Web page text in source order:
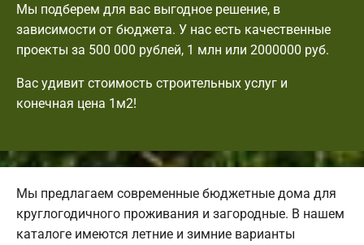
Мы подберем для вас выгодное решение, в
зависимости от бюджета. У нас есть качественные
проекты за 500 000 рублей, 1 млн или 2000000 руб.
Вас удивит стоимость строительных услуг и
конечная цена 1м2!
Мы предлагаем современные бюджетные дома для
круглогодичного проживания и загородные. В нашем
каталоге имеются летние и зимние варианты